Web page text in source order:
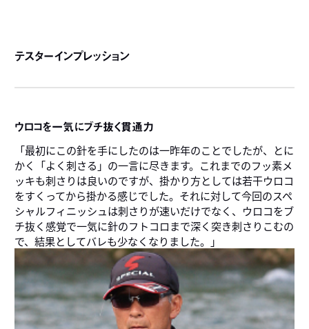
テスターインプレッション
ウロコを一気にブチ抜く貫通力
「最初にこの針を手にしたのは一昨年のことでしたが、とに
かく「よく刺さる」の一言に尽きます。これまでのフッ素メ
ッキも刺さりは良いのですが、掛かり方としては若干ウロコ
をすくってから掛かる感じでした。それに対して今回のスペ
シャルフィニッシュは刺さりが速いだけでなく、ウロコをブ
チ抜く感覚で一気に針のフトコロまで深く突き刺さりこむの
で、結果としてバレも少なくなりました。」